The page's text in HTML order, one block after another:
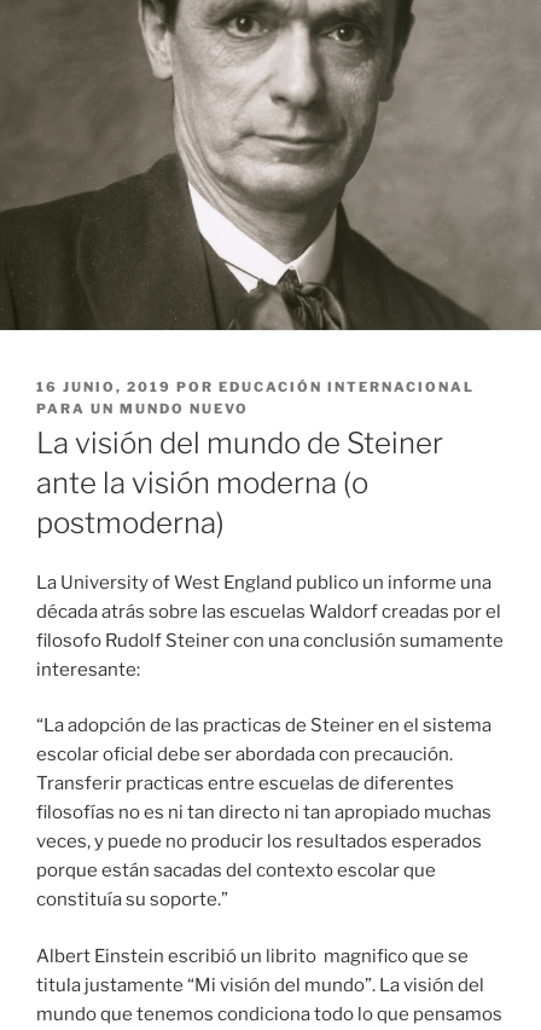
PUBLICADO
EL
16 JUNIO, 2019 POR EDUCACIÓN INTERNACIONAL
PARA UN MUNDO NUEVO
La visión del mundo de Steiner
ante la visión moderna (o
postmoderna)
La University of West England publico un informe una
década atrás sobre las escuelas Waldorf creadas por el
filosofo Rudolf Steiner con una conclusión sumamente
interesante:
“La adopción de las practicas de Steiner en el sistema
escolar oficial debe ser abordada con precaución.
Transferir practicas entre escuelas de diferentes
filosofías no es ni tan directo ni tan apropiado muchas
veces, y puede no producir los resultados esperados
porque están sacadas del contexto escolar que
constituía su soporte.”
Albert Einstein escribió un librito magnifico que se
titula justamente “Mi visión del mundo”. La visión del
mundo que tenemos condiciona todo lo que pensamos